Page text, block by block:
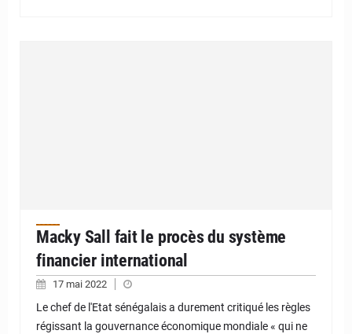
Macky Sall fait le procès du système
financier international
17 mai 2022
Le chef de l'Etat sénégalais a durement critiqué les règles
régissant la gouvernance économique mondiale « qui ne